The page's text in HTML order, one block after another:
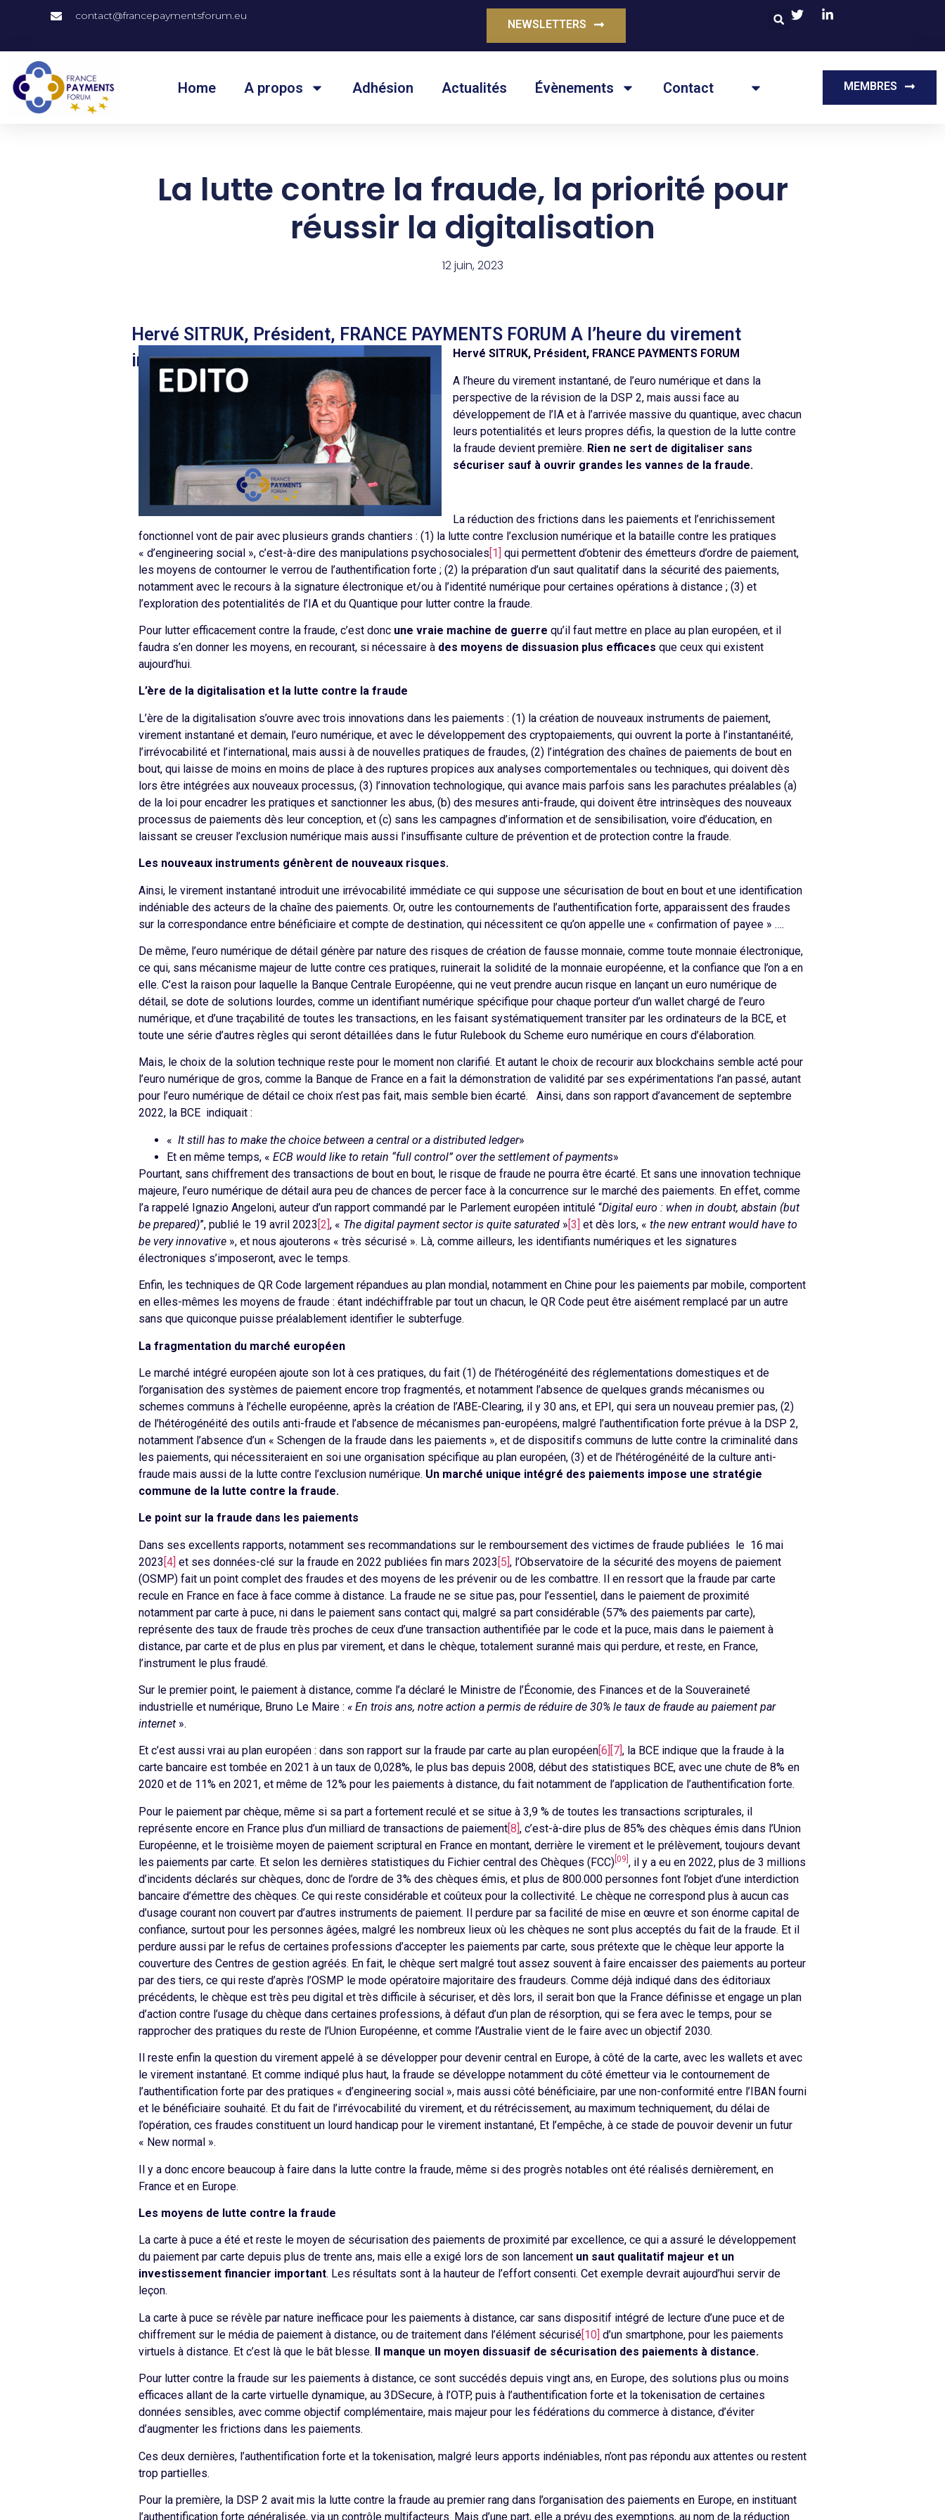
contact@francepaymentsforum.eu
NEWSLETTERS
Home A propos Adhésion Actualités Évènements Contact MEMBRES
La lutte contre la fraude, la priorité pour
réussir la digitalisation
12 juin, 2023
Hervé SITRUK, Président, FRANCE PAYMENTS FORUM A l’heure du virement
instantané,
Hervé SITRUK, Président, FRANCE PAYMENTS FORUM
A l’heure du virement instantané, de l’euro numérique et dans la
perspective de la révision de la DSP 2, mais aussi face au
développement de l’IA et à l’arrivée massive du quantique, avec chacun
leurs potentialités et leurs propres défis, la question de la lutte contre
la fraude devient première. Rien ne sert de digitaliser sans
sécuriser sauf à ouvrir grandes les vannes de la fraude.
La réduction des frictions dans les paiements et l’enrichissement
fonctionnel vont de pair avec plusieurs grands chantiers : (1) la lutte contre l’exclusion numérique et la bataille contre les pratiques
« d’engineering social », c’est-à-dire des manipulations psychosociales[1] qui permettent d’obtenir des émetteurs d’ordre de paiement,
les moyens de contourner le verrou de l’authentification forte ; (2) la préparation d’un saut qualitatif dans la sécurité des paiements,
notamment avec le recours à la signature électronique et/ou à l’identité numérique pour certaines opérations à distance ; (3) et
l’exploration des potentialités de l’IA et du Quantique pour lutter contre la fraude.
Pour lutter efficacement contre la fraude, c’est donc une vraie machine de guerre qu’il faut mettre en place au plan européen, et il
faudra s’en donner les moyens, en recourant, si nécessaire à des moyens de dissuasion plus efficaces que ceux qui existent
aujourd’hui.
L’ère de la digitalisation et la lutte contre la fraude
L’ère de la digitalisation s’ouvre avec trois innovations dans les paiements : (1) la création de nouveaux instruments de paiement,
virement instantané et demain, l’euro numérique, et avec le développement des cryptopaiements, qui ouvrent la porte à l’instantanéité,
l’irrévocabilité et l’international, mais aussi à de nouvelles pratiques de fraudes, (2) l’intégration des chaînes de paiements de bout en
bout, qui laisse de moins en moins de place à des ruptures propices aux analyses comportementales ou techniques, qui doivent dès
lors être intégrées aux nouveaux processus, (3) l’innovation technologique, qui avance mais parfois sans les parachutes préalables (a)
de la loi pour encadrer les pratiques et sanctionner les abus, (b) des mesures anti-fraude, qui doivent être intrinsèques des nouveaux
processus de paiements dès leur conception, et (c) sans les campagnes d’information et de sensibilisation, voire d’éducation, en
laissant se creuser l’exclusion numérique mais aussi l’insuffisante culture de prévention et de protection contre la fraude.
Les nouveaux instruments génèrent de nouveaux risques.
Ainsi, le virement instantané introduit une irrévocabilité immédiate ce qui suppose une sécurisation de bout en bout et une identification
indéniable des acteurs de la chaîne des paiements. Or, outre les contournements de l’authentification forte, apparaissent des fraudes
sur la correspondance entre bénéficiaire et compte de destination, qui nécessitent ce qu’on appelle une « confirmation of payee » ….
De même, l’euro numérique de détail génère par nature des risques de création de fausse monnaie, comme toute monnaie électronique,
ce qui, sans mécanisme majeur de lutte contre ces pratiques, ruinerait la solidité de la monnaie européenne, et la confiance que l’on a en
elle. C’est la raison pour laquelle la Banque Centrale Européenne, qui ne veut prendre aucun risque en lançant un euro numérique de
détail, se dote de solutions lourdes, comme un identifiant numérique spécifique pour chaque porteur d’un wallet chargé de l’euro
numérique, et d’une traçabilité de toutes les transactions, en les faisant systématiquement transiter par les ordinateurs de la BCE, et
toute une série d’autres règles qui seront détaillées dans le futur Rulebook du Scheme euro numérique en cours d’élaboration.
Mais, le choix de la solution technique reste pour le moment non clarifié. Et autant le choix de recourir aux blockchains semble acté pour
l’euro numérique de gros, comme la Banque de France en a fait la démonstration de validité par ses expérimentations l’an passé, autant
pour l’euro numérique de détail ce choix n’est pas fait, mais semble bien écarté. Ainsi, dans son rapport d’avancement de septembre
2022, la BCE indiquait :
« It still has to make the choice between a central or a distributed ledger»
Et en même temps, « ECB would like to retain “full control” over the settlement of payments»
Pourtant, sans chiffrement des transactions de bout en bout, le risque de fraude ne pourra être écarté. Et sans une innovation technique
majeure, l’euro numérique de détail aura peu de chances de percer face à la concurrence sur le marché des paiements. En effet, comme
l’a rappelé Ignazio Angeloni, auteur d’un rapport commandé par le Parlement européen intitulé “Digital euro : when in doubt, abstain (but
be prepared)”, publié le 19 avril 2023 [2], « The digital payment sector is quite saturated »[3] et dès lors, « the new entrant would have to
be very innovative », et nous ajouterons « très sécurisé ». Là, comme ailleurs, les identifiants numériques et les signatures
électroniques s’imposeront, avec le temps.
Enfin, les techniques de QR Code largement répandues au plan mondial, notamment en Chine pour les paiements par mobile, comportent
en elles-mêmes les moyens de fraude : étant indéchiffrable par tout un chacun, le QR Code peut être aisément remplacé par un autre
sans que quiconque puisse préalablement identifier le subterfuge.
La fragmentation du marché européen
Le marché intégré européen ajoute son lot à ces pratiques, du fait (1) de l’hétérogénéité des réglementations domestiques et de
l’organisation des systèmes de paiement encore trop fragmentés, et notamment l’absence de quelques grands mécanismes ou
schemes communs à l’échelle européenne, après la création de l’ABE-Clearing, il y 30 ans, et EPI, qui sera un nouveau premier pas, (2)
de l’hétérogénéité des outils anti-fraude et l’absence de mécanismes pan-européens, malgré l’authentification forte prévue à la DSP 2,
notamment l’absence d’un « Schengen de la fraude dans les paiements », et de dispositifs communs de lutte contre la criminalité dans
les paiements, qui nécessiteraient en soi une organisation spécifique au plan européen, (3) et de l’hétérogénéité de la culture anti-
fraude mais aussi de la lutte contre l’exclusion numérique. Un marché unique intégré des paiements impose une stratégie
commune de la lutte contre la fraude.
Le point sur la fraude dans les paiements
Dans ses excellents rapports, notamment ses recommandations sur le remboursement des victimes de fraude publiées le 16 mai
2023 [4] et ses données-clé sur la fraude en 2022 publiées fin mars 2023 [5], l’Observatoire de la sécurité des moyens de paiement
(OSMP) fait un point complet des fraudes et des moyens de les prévenir ou de les combattre. Il en ressort que la fraude par carte
recule en France en face à face comme à distance. La fraude ne se situe pas, pour l’essentiel, dans le paiement de proximité
notamment par carte à puce, ni dans le paiement sans contact qui, malgré sa part considérable (57% des paiements par carte),
représente des taux de fraude très proches de ceux d’une transaction authentifiée par le code et la puce, mais dans le paiement à
distance, par carte et de plus en plus par virement, et dans le chèque, totalement suranné mais qui perdure, et reste, en France,
l’instrument le plus fraudé.
Sur le premier point, le paiement à distance, comme l’a déclaré le Ministre de l’Économie, des Finances et de la Souveraineté
industrielle et numérique, Bruno Le Maire : « En trois ans, notre action a permis de réduire de 30% le taux de fraude au paiement par
internet ».
Et c’est aussi vrai au plan européen : dans son rapport sur la fraude par carte au plan européen [6] [7] , la BCE indique que la fraude à la
carte bancaire est tombée en 2021 à un taux de 0,028%, le plus bas depuis 2008, début des statistiques BCE, avec une chute de 8% en
2020 et de 11% en 2021, et même de 12% pour les paiements à distance, du fait notamment de l’application de l’authentification forte.
Pour le paiement par chèque, même si sa part a fortement reculé et se situe à 3,9 % de toutes les transactions scripturales, il
représente encore en France plus d’un milliard de transactions de paiement[8], c’est-à-dire plus de 85% des chèques émis dans l’Union
Européenne, et le troisième moyen de paiement scriptural en France en montant, derrière le virement et le prélèvement, toujours devant
les paiements par carte. Et selon les dernières statistiques du Fichier central des Chèques (FCC) [09] , il y a eu en 2022, plus de 3 millions
d’incidents déclarés sur chèques, donc de l’ordre de 3% des chèques émis, et plus de 800.000 personnes font l’objet d’une interdiction
bancaire d’émettre des chèques. Ce qui reste considérable et coûteux pour la collectivité. Le chèque ne correspond plus à aucun cas
d’usage courant non couvert par d’autres instruments de paiement. Il perdure par sa facilité de mise en œuvre et son énorme capital de
confiance, surtout pour les personnes âgées, malgré les nombreux lieux où les chèques ne sont plus acceptés du fait de la fraude. Et il
perdure aussi par le refus de certaines professions d’accepter les paiements par carte, sous prétexte que le chèque leur apporte la
couverture des Centres de gestion agréés. En fait, le chèque sert malgré tout assez souvent à faire encaisser des paiements au porteur
par des tiers, ce qui reste d’après l’OSMP le mode opératoire majoritaire des fraudeurs. Comme déjà indiqué dans des éditoriaux
précédents, le chèque est très peu digital et très difficile à sécuriser, et dès lors, il serait bon que la France définisse et engage un plan
d’action contre l’usage du chèque dans certaines professions, à défaut d’un plan de résorption, qui se fera avec le temps, pour se
rapprocher des pratiques du reste de l’Union Européenne, et comme l’Australie vient de le faire avec un objectif 2030.
Il reste enfin la question du virement appelé à se développer pour devenir central en Europe, à côté de la carte, avec les wallets et avec
le virement instantané. Et comme indiqué plus haut, la fraude se développe notamment du côté émetteur via le contournement de
l’authentification forte par des pratiques « d’engineering social », mais aussi côté bénéficiaire, par une non-conformité entre l’IBAN fourni
et le bénéficiaire souhaité. Et du fait de l’irrévocabilité du virement, et du rétrécissement, au maximum techniquement, du délai de
l’opération, ces fraudes constituent un lourd handicap pour le virement instantané, Et l’empêche, à ce stade de pouvoir devenir un futur
« New normal ».
Il y a donc encore beaucoup à faire dans la lutte contre la fraude, même si des progrès notables ont été réalisés dernièrement, en
France et en Europe.
Les moyens de lutte contre la fraude
La carte à puce a été et reste le moyen de sécurisation des paiements de proximité par excellence, ce qui a assuré le développement
du paiement par carte depuis plus de trente ans, mais elle a exigé lors de son lancement un saut qualitatif majeur et un
investissement financier important. Les résultats sont à la hauteur de l’effort consenti. Cet exemple devrait aujourd’hui servir de
leçon.
La carte à puce se révèle par nature inefficace pour les paiements à distance, car sans dispositif intégré de lecture d’une puce et de
chiffrement sur le média de paiement à distance, ou de traitement dans l’élément sécurisé[10] d’un smartphone, pour les paiements
virtuels à distance. Et c’est là que le bât blesse. Il manque un moyen dissuasif de sécurisation des paiements à distance.
Pour lutter contre la fraude sur les paiements à distance, ce sont succédés depuis vingt ans, en Europe, des solutions plus ou moins
efficaces allant de la carte virtuelle dynamique, au 3DSecure, à l’OTP, puis à l’authentification forte et la tokenisation de certaines
données sensibles, avec comme objectif complémentaire, mais majeur pour les fédérations du commerce à distance, d’éviter
d’augmenter les frictions dans les paiements.
Ces deux dernières, l’authentification forte et la tokenisation, malgré leurs apports indéniables, n’ont pas répondu aux attentes ou restent
trop partielles.
Pour la première, la DSP 2 avait mis la lutte contre la fraude au premier rang dans l’organisation des paiements en Europe, en instituant
l’authentification forte généralisée, via un contrôle multifacteurs. Mais d’une part, elle a prévu des exemptions, au nom de la réduction